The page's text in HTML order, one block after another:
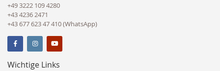
+49 3222 109 4280
+43 4236 2471
+43 677 623 47 410 (WhatsApp)
Wichtige Links